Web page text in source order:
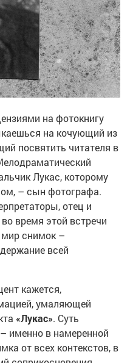
на фотокнигу
на кочующий из
посвятить читателя в
Лукас, которому
– сын фотографа.
отец и
время этой встречи
снимок –
всей
кажется,
умаляющей
«Лукас». Суть
– именно в намеренной
от всех контекстов, в